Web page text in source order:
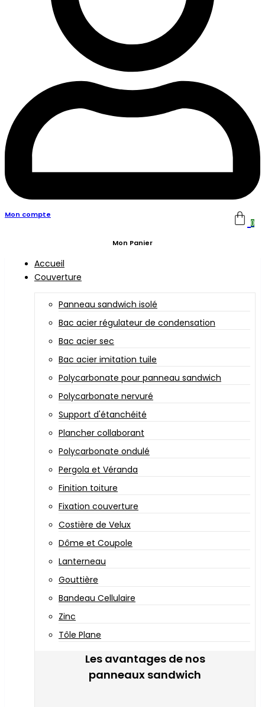
Mon compte
0
Mon Panier
Accueil
Couverture
Panneau sandwich isolé
Bac acier régulateur de condensation
Bac acier sec
Bac acier imitation tuile
Polycarbonate pour panneau sandwich
Polycarbonate nervuré
Support d'étanchéité
Plancher collaborant
Polycarbonate ondulé
Pergola et Véranda
Finition toiture
Fixation couverture
Costière de Velux
Dôme et Coupole
Lanterneau
Gouttière
Bandeau Cellulaire
Zinc
Tôle Plane
Les avantages de nos
panneaux sandwich